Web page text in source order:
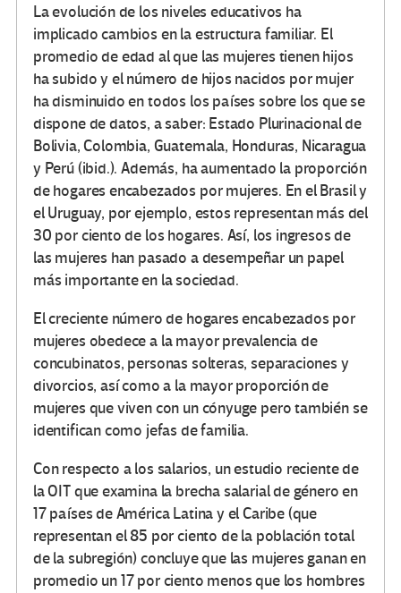
La evolución de los niveles educativos ha
implicado cambios en la estructura familiar. El
promedio de edad al que las mujeres tienen hijos
ha subido y el número de hijos nacidos por mujer
ha disminuido en todos los países sobre los que se
dispone de datos, a saber: Estado Plurinacional de
Bolivia, Colombia, Guatemala, Honduras, Nicaragua
y Perú (ibid.). Además, ha aumentado la proporción
de hogares encabezados por mujeres. En el Brasil y
el Uruguay, por ejemplo, estos representan más del
30 por ciento de los hogares. Así, los ingresos de
las mujeres han pasado a desempeñar un papel
más importante en la sociedad.
El creciente número de hogares encabezados por
mujeres obedece a la mayor prevalencia de
concubinatos, personas solteras, separaciones y
divorcios, así como a la mayor proporción de
mujeres que viven con un cónyuge pero también se
identifican como jefas de familia.
Con respecto a los salarios, un estudio reciente de
la OIT que examina la brecha salarial de género en
17 países de América Latina y el Caribe (que
representan el 85 por ciento de la población total
de la subregión) concluye que las mujeres ganan en
promedio un 17 por ciento menos que los hombres